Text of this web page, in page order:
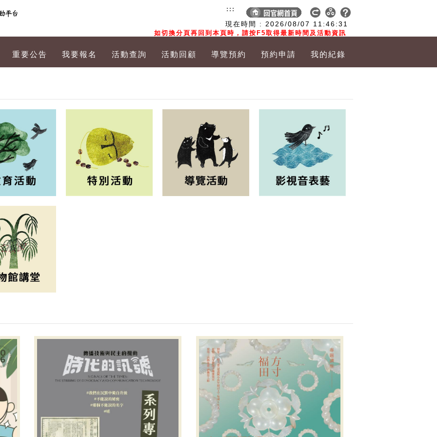
現在時間 : 2026/08/07 11:46:32
如切換分頁再回到本頁時，請按F5取得最新時間及活動資訊
:::
重要公告 我要報名 活動查詢 活動回顧 導覽預約 預約申請 我的紀錄